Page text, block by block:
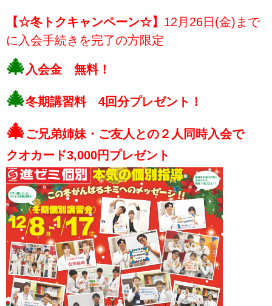
【☆冬トクキャンペーン☆】 12月26日(金)まで
に入会手続きを完了の方限定
🎄 入会金 無料！
🎄冬期講習料 4回分プレゼント！
🎄ご兄弟姉妹・ご友人との２人同時入会で
クオカード3,000円プレゼント